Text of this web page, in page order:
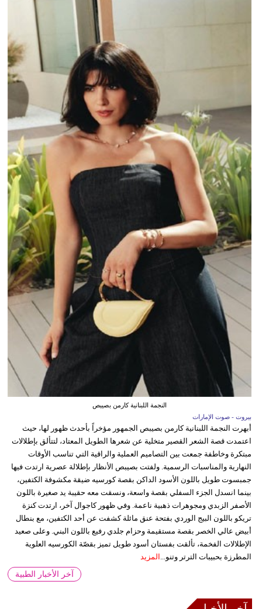
النجمة اللبنانية كارمن بصيبص
بيروت - صوت الإمارات
أبهرت النجمة اللبنانية كارمن بصيبص الجمهور مؤخراً بأحدث ظهور لها، حيث
اعتمدت قصة الشعر القصير متخلية عن شعرها الطويل المعتاد، لتتألق بإطلالات
مبتكرة وخاطفة جمعت بين التصاميم العملية والراقية التي تناسب الأوقات
النهارية والمناسبات الرسمية. ولفتت بصيبص الأنظار بإطلالة عصرية ارتدت فيها
جمبسوت طويل باللون الأسود الداكن بقصة كورسيه ضيقة مكشوفة الكتفين،
بينما انسدل الجزء السفلي بقصة واسعة، ونسقت معه حقيبة يد صغيرة باللون
الأصفر الزبدي ومجوهرات ذهبية ناعمة. وفي ظهور كاجوال آخر، ارتدت كنزة
تريكو باللون البيج الوردي بفتحة عنق مائلة كشفت عن أحد الكتفين، مع بنطال
أبيض عالي الخصر بقصة مستقيمة وحزام جلدي رفيع باللون البني. وعلى صعيد
الإطلالات الفخمة، تألقت بفستان أسود طويل تميز بقصّة الكورسيه العلوية
المطرزة بحبيبات الترتر وتنو... المزيد
آخر الأخبار الطبية